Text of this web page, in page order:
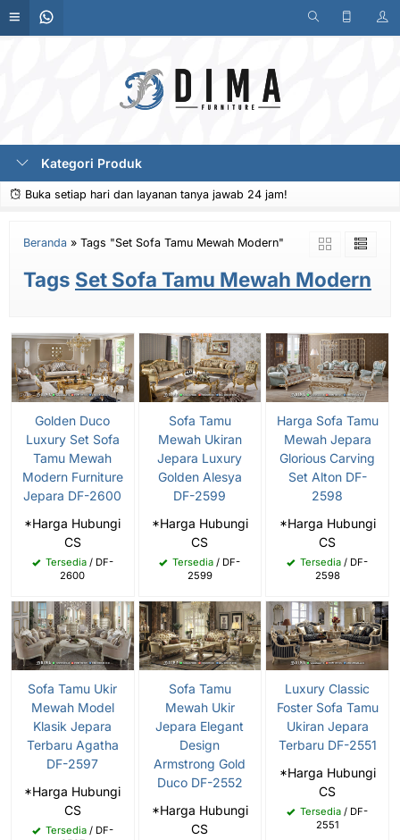
Kategori Produk
Buka setiap hari dan layanan tanya jawab 24 jam!
Beranda » Tags "Set Sofa Tamu Mewah Modern"
Tags Set Sofa Tamu Mewah Modern
Golden Duco
Luxury Set Sofa
Tamu Mewah
Modern Furniture
Jepara DF-2600
*Harga Hubungi
CS
Tersedia/ DF-
2600
Sofa Tamu
Mewah Ukiran
Jepara Luxury
Golden Alesya
DF-2599
*Harga Hubungi
CS
Tersedia / DF-
2599
Harga Sofa Tamu
Mewah Jepara
Glorious Carving
Set Alton DF-
2598
*Harga Hubungi
CS
Tersedia / DF-
2598
Sofa Tamu Ukir
Mewah Model
Klasik Jepara
Terbaru Agatha
DF-2597
*Harga Hubungi
CS
Tersedia/ DF-
Sofa Tamu
Mewah Ukir
Jepara Elegant
Design
Armstrong Gold
Duco DF-2552
*Harga Hubungi
CS
Luxury Classic
Foster Sofa Tamu
Ukiran Jepara
Terbaru DF-2551
*Harga Hubungi
CS
Tersedia / DF-
2551